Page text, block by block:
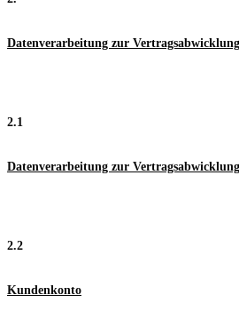
Datenverarbeitung zur
2.1
Datenverarbeitung zur Vertragsabwicklung
2.2
Kundenkonto